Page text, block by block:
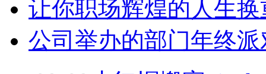
让你职场辉煌的人生
公司举办的部门年终